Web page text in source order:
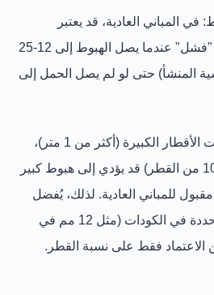
في المباني العادية، قد يعتبر
"فشل" عندما يصل الهبوط إلى
12-25
المنشأ) حتى لو لم يصل الحمل إلى
للخوازيق ذات الأقطار الكبيرة (أكثر من 1 متر)،
تطبيق معيار Terzaghi (10% من القطر) قد يؤدي إلى هبوط كبير
100 مم) غير مقبول للمباني العادية. لذلك، يُفضل
في الكودات
(مثل 12 مم في
من الاعتماد فقط على نسبة القطر.